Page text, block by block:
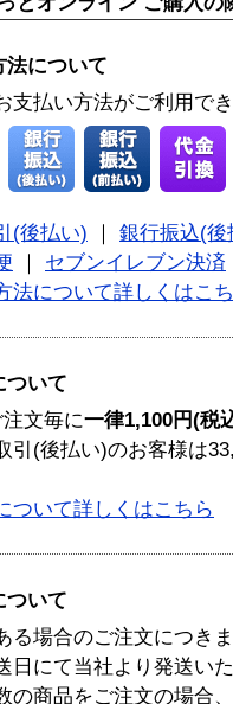
法について
支払い方法がご利用で
(後払い)
銀行振込(後
セブンイレブン決済
法について詳しくはこ
ついて
文毎に一律1,100円(税
引(後払い)のお客様は
ついて詳しくはこちら
ついて
る場合のご注文につき
日にて当社より発送い
の商品をご注文の場合